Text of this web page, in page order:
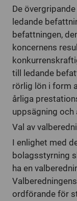
De
ledande
befattningen,
koncernens
till ledande
rörlig lön i form
årliga
uppsägning och
Val av
I enlighet med
bolagsstyrning
ha en
ordförande för